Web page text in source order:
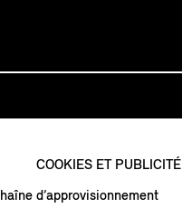
COOKIES ET PUBLICITÉ
d’approvisionnement